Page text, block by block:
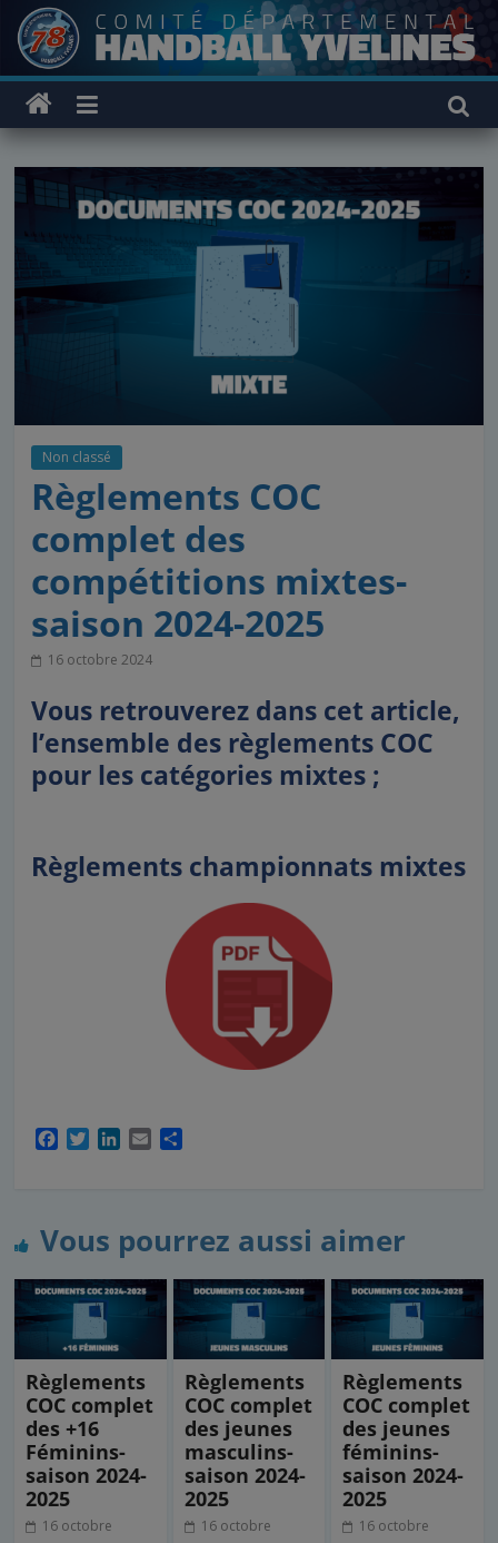
Passer
au
contenu
Non classé
Règlements COC
complet des
compétitions mixtes-
saison 2024-2025
16 octobre 2024
Vous retrouverez dans cet article,
l’ensemble des règlements COC
pour les catégories mixtes ;
Règlements championnats mixtes
b
o
o
k
T
e
r
d
I
n
g
e
Vous pourrez aussi aimer
Règlements
COC complet
des +16
Féminins-
saison 2024-
2025
16 octobre
Règlements
COC complet
des jeunes
masculins-
saison 2024-
2025
16 octobre
Règlements
COC complet
des jeunes
féminins-
saison 2024-
2025
16 octobre